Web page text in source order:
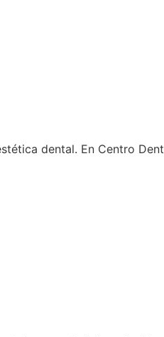
dental. En Centro